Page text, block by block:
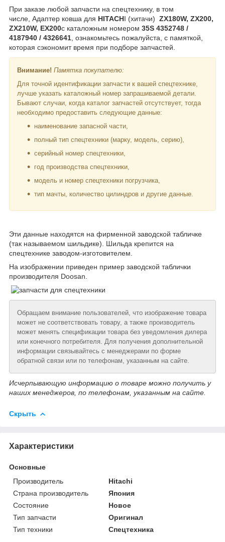
При заказе любой запчасти на спецтехнику, в том
числе, Адаптер ковша для HITACHI (хитачи) ZX180W, ZX200,
ZX210W, EX200с каталожным номером 35S 4352748 /
4187940 / 4326641 , ознакомьтесь пожалуйста, с памяткой,
которая сэкономит время при подборе запчастей.
Внимание! Памятка покупателю:
Для точной идентификации запчасти к вашей спецтехнике,
лучше указать каталожный номер запрашиваемой детали.
Бывают случаи, когда каталог запчастей отсутствует, тогда
необходимо предоставить следующие данные:
наименование запасной части,
полный тип спецтехники (марку, модель, серию),
серийный номер спецтехники,
год производства спецтехники,
модель и номер спецтехники погрузчика,
тип мачты, количество цилиндров и другие данные.
Эти данные находятся на фирменной заводской табличке
(так называемом шильдике). Шильда крепится на
спецтехнике заводом-изготовителем.
На изображении приведен пример заводской таблички
производителя Doosan.
Обращаем внимание пользователей, что изображение товара
может не соответствовать товару, а также производитель
может менять спецификации товара без уведомления дилера
или конечного потребителя. Для получения дополнительной
информации связывайтесь с менеджерами по форме
обратной связи или по телефонам, указанным на сайте.
Исчерпывающую информацию о товаре можно получить у
наших менеджеров, по телефонам, указанным на сайте.
Скрыть
Характеристики
Основные
Производитель
Hitachi
Страна производитель
Япония
Состояние
Новое
Тип запчасти
Оригинал
Тип техники
Спецтехника